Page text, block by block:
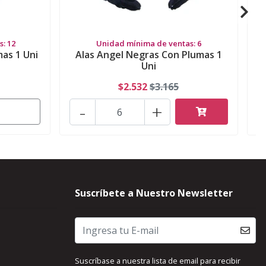
12
1 Uni
Unidad mínima de ventas: 6
Alas Angel Negras Con Plumas 1
Uni
$2.532$3.165
+
-
Suscríbete a Nuestro Newsletter
Suscríbase a nuestra lista de email para recibir